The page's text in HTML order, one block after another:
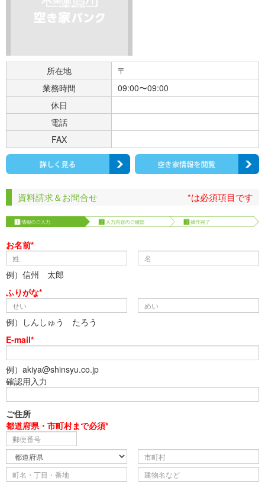
所在地
〒
業務時間
09:00〜09:00
休日
電話
FAX
資料請求＆お問合せ *は必須項目です
お名前*
例）信州 太郎
ふりがな*
例）しんしゅう たろう
E-mail*
例）akiya@shinsyu.co.jp
確認用入力
ご住所
都道府県・市町村まで必須*